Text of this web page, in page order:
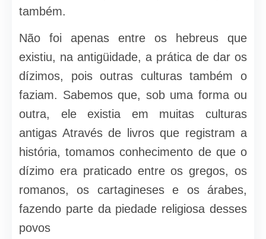
também.
Não foi apenas entre os hebreus que
existiu, na antigüidade, a prá­tica de dar os
dízimos, pois outras culturas também o
faziam. Sabe­mos que, sob uma forma ou
outra, ele existia em muitas culturas
antigas Através de livros que registram a
história, tomamos conhe­cimento de que o
dízimo era praticado entre os gregos, os
romanos, os cartagineses e os árabes,
fazendo parte da piedade religiosa des­ses
povos